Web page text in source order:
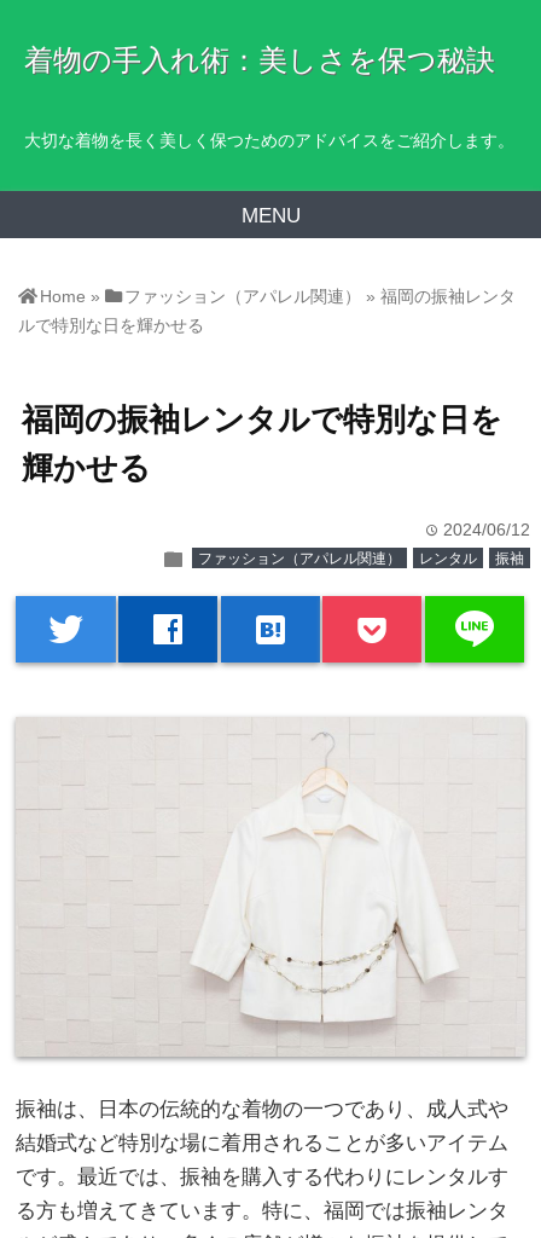
着物の手入れ術：美しさを保つ秘訣
大切な着物を長く美しく保つためのアドバイスをご紹介します。
MENU
Home » ファッション（アパレル関連） »福岡の振袖レンタ
ルで特別な日を輝かせる
福岡の振袖レンタルで特別な日を
輝かせる
time 2024/06/12
folder ファッション（アパレル関連） レンタル 振袖
twitter facebook hatenabookmark line
振袖は、日本の伝統的な着物の一つであり、成人式や
結婚式など特別な場に着用されることが多いアイテム
です。最近では、振袖を購入する代わりにレンタルす
る方も増えてきています。特に、福岡では振袖レンタ